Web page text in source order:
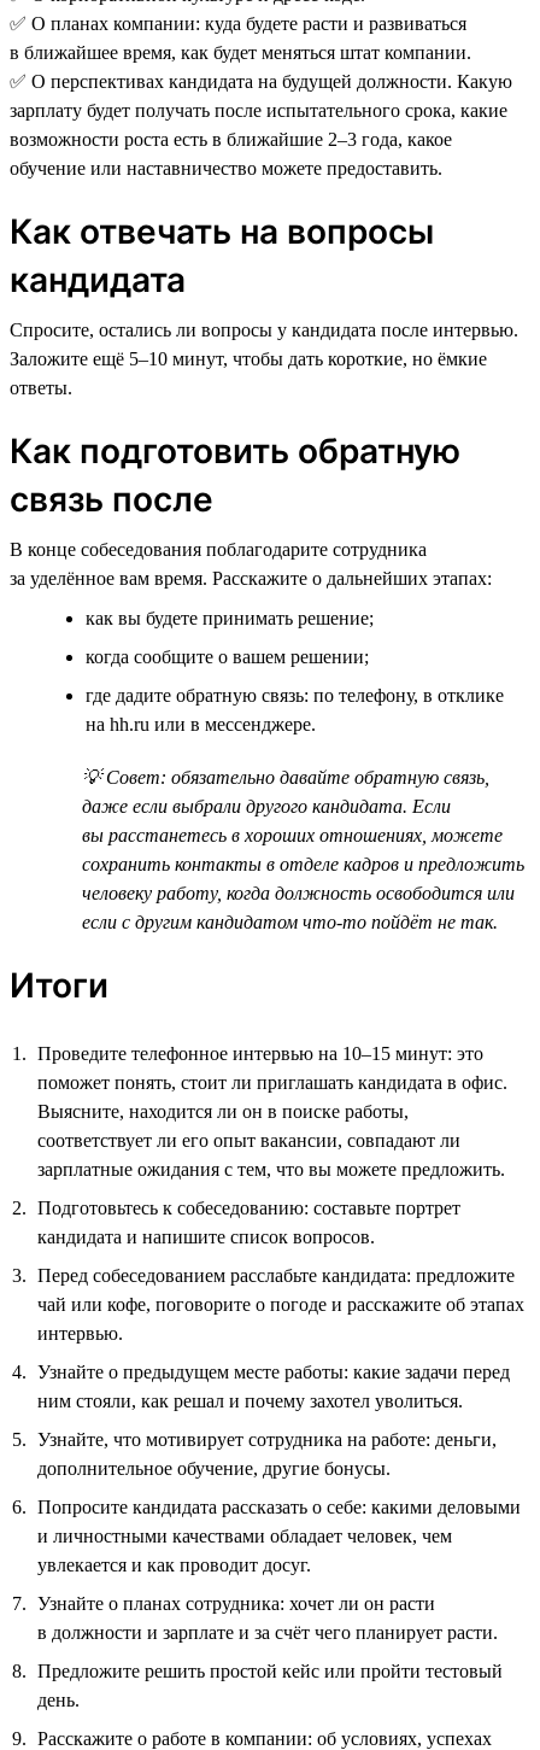
✅ О планах компании: куда будете расти и развиваться
в ближайшее время, как будет меняться штат компании.
✅ О перспективах кандидата на будущей должности. Какую
зарплату будет получать после испытательного срока, какие
возможности роста есть в ближайшие 2–3 года, какое
обучение или наставничество можете предоставить.
Как отвечать на вопросы
кандидата
Спросите, остались ли вопросы у кандидата после интервью.
Заложите ещё 5–10 минут, чтобы дать короткие, но ёмкие
ответы.
Как подготовить обратную
связь после
В конце собеседования поблагодарите сотрудника
за уделённое вам время. Расскажите о дальнейших этапах:
как вы будете принимать решение;
когда сообщите о вашем решении;
где дадите обратную связь: по телефону, в отклике
на hh.ru или в мессенджере.
💡 Совет: обязательно давайте обратную связь,
даже если выбрали другого кандидата. Если
вы расстанетесь в хороших отношениях, можете
сохранить контакты в отделе кадров и предложить
человеку работу, когда должность освободится или
если с другим кандидатом что-то пойдёт не так.
Итоги
Проведите телефонное интервью на 10–15 минут: это
поможет понять, стоит ли приглашать кандидата в офис.
Выясните, находится ли он в поиске работы,
соответствует ли его опыт вакансии, совпадают ли
зарплатные ожидания с тем, что вы можете предложить.
Подготовьтесь к собеседованию: составьте портрет
кандидата и напишите список вопросов.
Перед собеседованием расслабьте кандидата: предложите
чай или кофе, поговорите о погоде и расскажите об этапах
интервью.
Узнайте о предыдущем месте работы: какие задачи перед
ним стояли, как решал и почему захотел уволиться.
Узнайте, что мотивирует сотрудника на работе: деньги,
дополнительное обучение, другие бонусы.
Попросите кандидата рассказать о себе: какими деловыми
и личностными качествами обладает человек, чем
увлекается и как проводит досуг.
Узнайте о планах сотрудника: хочет ли он расти
в должности и зарплате и за счёт чего планирует расти.
Предложите решить простой кейс или пройти тестовый
день.
Расскажите о работе в компании: об условиях, успехах